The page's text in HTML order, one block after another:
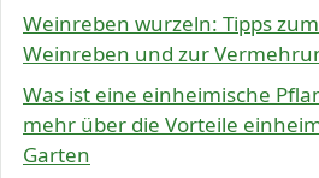
Weinreben wurzeln: Tipps
Weinreben und zur
Was ist eine einheimische
mehr über die Vorteile
Garten